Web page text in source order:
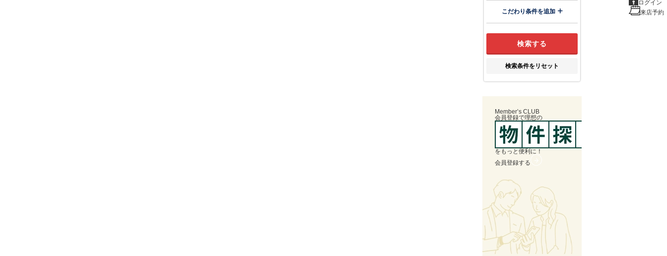
ログイン
来店予約
こだわり条件を追加
検索条件をリセット
Member’s CLUB
会員登録で理想の
を もっと便利に！
会員登録する